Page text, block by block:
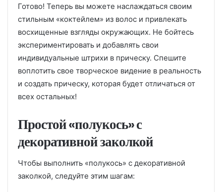
Готово! Теперь вы можете наслаждаться своим
стильным «коктейлем» из волос и привлекать
восхищенные взгляды окружающих. Не бойтесь
экспериментировать и добавлять свои
индивидуальные штрихи в прическу. Спешите
воплотить свое творческое видение в реальность
и создать прическу, которая будет отличаться от
всех остальных!
Простой «полукось» с
декоративной заколкой
Чтобы выполнить «полукось» с декоративной
заколкой, следуйте этим шагам: